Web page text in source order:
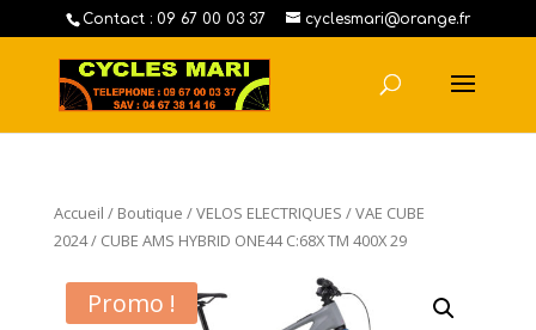
Contact : 09 67 00 03 37 cyclesmari@orange.fr
Accueil / Boutique /VELOS ELECTRIQUES /VAE CUBE
2024/ CUBE AMS HYBRID ONE44 C:68X TM 400X 29
Promo !